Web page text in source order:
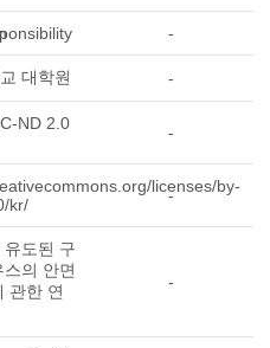
-
대학원 -
ND 2.0
-
licenses/by-
kr/
-
유도된 구
의 안면
관한 연
-